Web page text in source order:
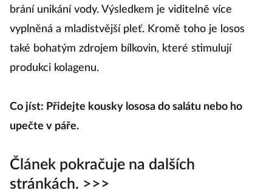
brání unikání vody. Výsledkem je viditelně více
vyplněná a mladistvější pleť. Kromě toho je losos
také bohatým zdrojem bílkovin, které stimulují
produkci kolagenu.
Co jíst: Přidejte kousky lososa do salátu nebo ho
upečte v páře.
Článek pokračuje na dalších
stránkách. >>>